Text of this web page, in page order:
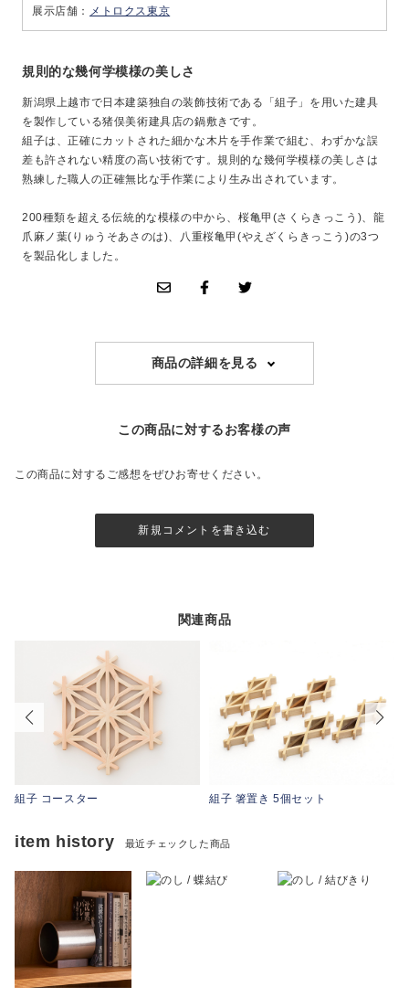
規則的な幾何学模様の美しさ
新潟県上越市で日本建築独自の装飾技術である「組子」を用いた建具
を製作している猪俣美術建具店の鍋敷きです。
組子は、正確にカットされた細かな木片を手作業で組む、わずかな誤
差も許されない精度の高い技術です。規則的な幾何学模様の美しさは
熟練した職人の正確無比な手作業により生み出されています。
200種類を超える伝統的な模様の中から、桜亀甲(さくらきっこう)、龍
爪麻ノ葉(りゅうそあさのは)、八重桜亀甲(やえざくらきっこう)の3つ
を製品化しました。
展示店舗： メトロクス東京
商品の詳細を見る
この商品に対するお客様の声
この商品に対するご感想をぜひお寄せください。
新規コメントを書き込む
関連商品
組子 コースター 組子 箸置き 5個セット
item history 最近チェックした商品